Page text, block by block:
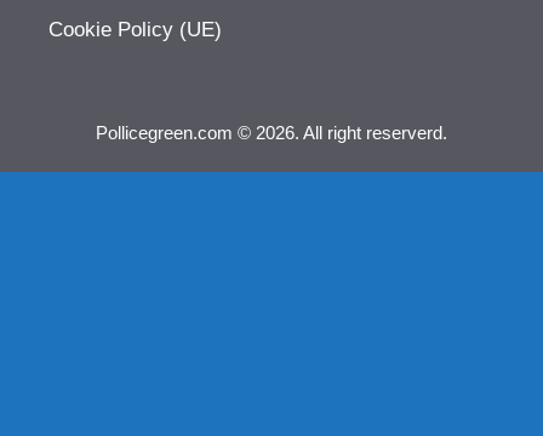
Cookie Policy (UE)
Pollicegreen.com © 2026. All right reserverd.